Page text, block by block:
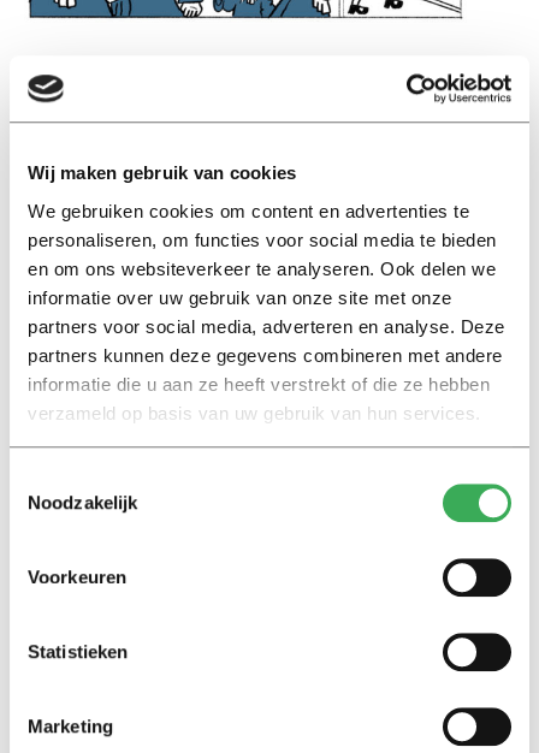
Wij maken gebruik van cookies
We gebruiken cookies om content en advertenties te
personaliseren, om functies voor social media te bieden
en om ons websiteverkeer te analyseren. Ook delen we
informatie over uw gebruik van onze site met onze
partners voor social media, adverteren en analyse. Deze
partners kunnen deze gegevens combineren met andere
informatie die u aan ze heeft verstrekt of die ze hebben
verzameld op basis van uw gebruik van hun services.
Noodzakelijk
Voorkeuren
Statistieken
Marketing
Lees ook
Marion Koopmans over online
bedreigingen en desinformatie:
‘Wetenschappers, kom die
ivoren toren uit’
Hunger Game: ‘Ik schrok, we
studenten de tentamenperiode